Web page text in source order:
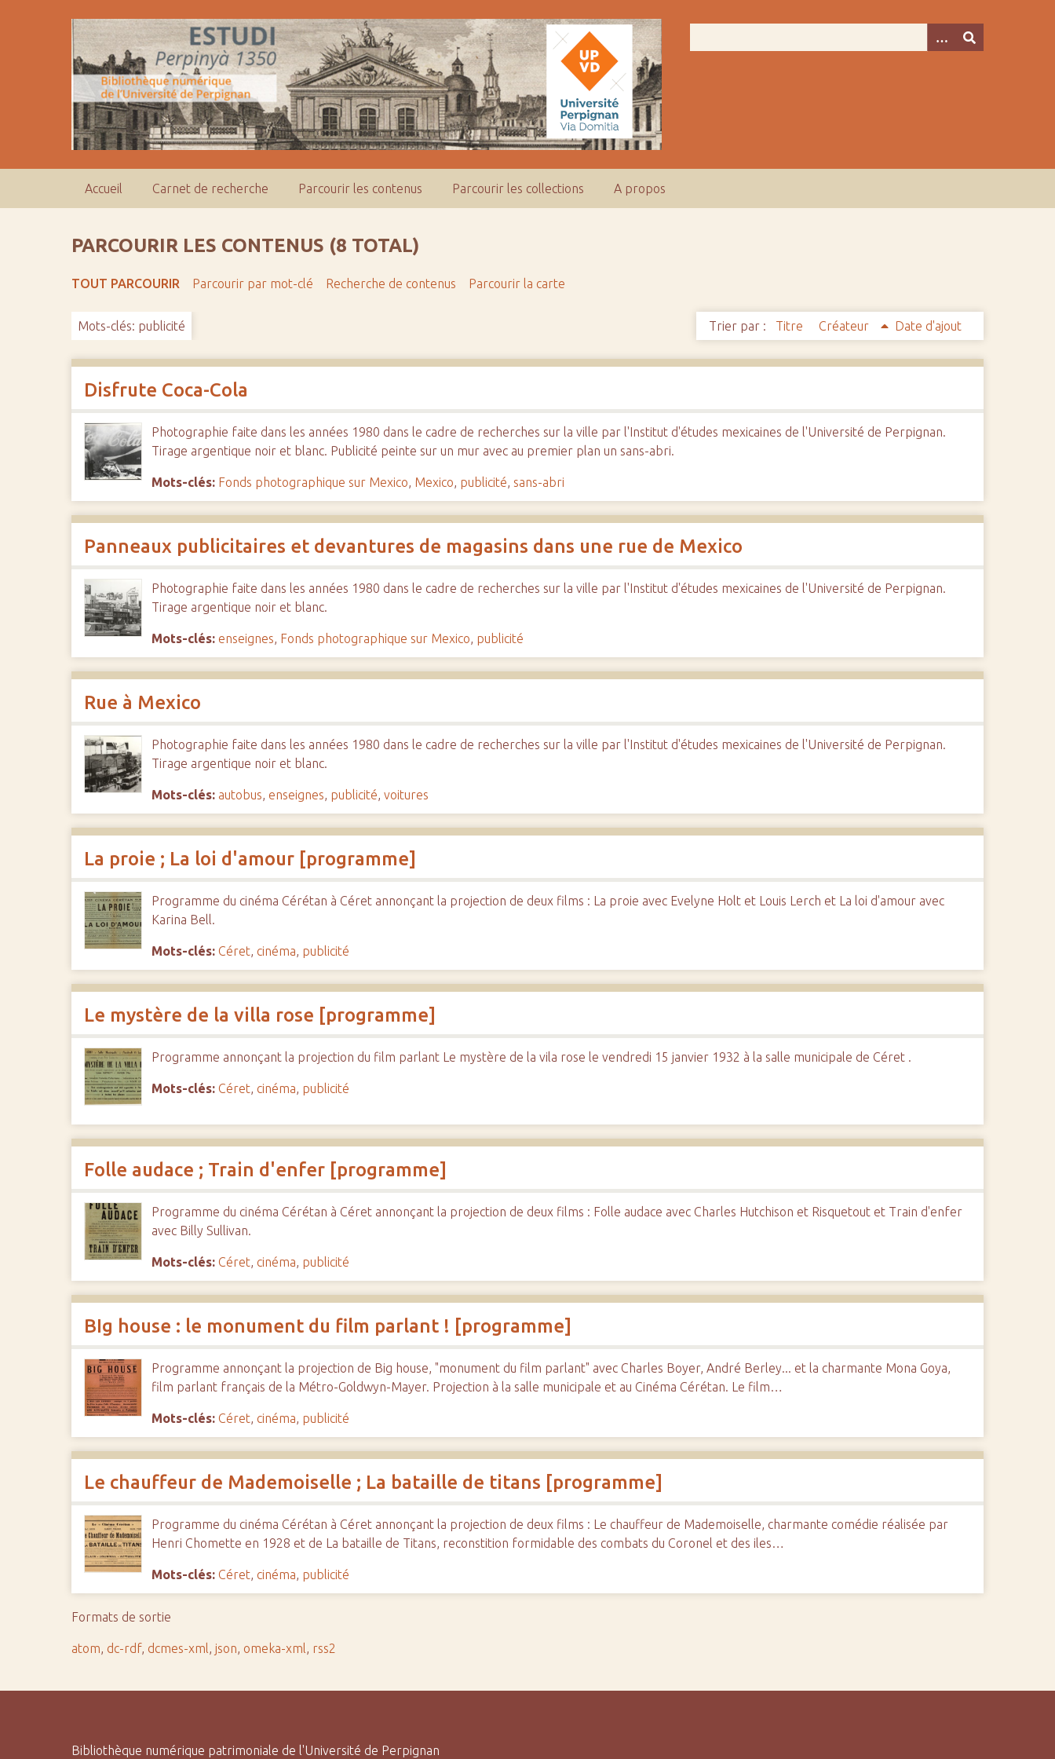
Accueil Carnet de recherche Parcourir les contenus Parcourir les collections A propos
PARCOURIR LES CONTENUS (8 TOTAL)
TOUT PARCOURIR Parcourir par mot-clé Recherche de contenus Parcourir la carte
Mots-clés: publicité Trier par : Titre Créateur Date d'ajout
Disfrute Coca-Cola
Photographie faite dans les années 1980 dans le cadre de recherches sur la ville par l'Institut d'études mexicaines de l'Université de Perpignan.
Tirage argentique noir et blanc. Publicité peinte sur un mur avec au premier plan un sans-abri.
Mots-clés: Fonds photographique sur Mexico, Mexico, publicité, sans-abri
Panneaux publicitaires et devantures de magasins dans une rue de Mexico
Photographie faite dans les années 1980 dans le cadre de recherches sur la ville par l'Institut d'études mexicaines de l'Université de Perpignan.
Tirage argentique noir et blanc.
Mots-clés: enseignes, Fonds photographique sur Mexico, publicité
Rue à Mexico
Photographie faite dans les années 1980 dans le cadre de recherches sur la ville par l'Institut d'études mexicaines de l'Université de Perpignan.
Tirage argentique noir et blanc.
Mots-clés: autobus,enseignes, publicité,voitures
La proie ; La loi d'amour [programme]
Programme du cinéma Cérétan à Céret annonçant la projection de deux films : La proie avec Evelyne Holt et Louis Lerch et La loi d'amour avec
Karina Bell.
Mots-clés: Céret,cinéma, publicité
Le mystère de la villa rose [programme]
Programme annonçant la projection du film parlant Le mystère de la vila rose le vendredi 15 janvier 1932 à la salle municipale de Céret .
Mots-clés: Céret,cinéma, publicité
Folle audace ; Train d'enfer [programme]
Programme du cinéma Cérétan à Céret annonçant la projection de deux films : Folle audace avec Charles Hutchison et Risquetout et Train d'enfer
avec Billy Sullivan.
Mots-clés: Céret,cinéma, publicité
BIg house : le monument du film parlant ! [programme]
Programme annonçant la projection de Big house, "monument du film parlant" avec Charles Boyer, André Berley... et la charmante Mona Goya,
film parlant français de la Métro-Goldwyn-Mayer. Projection à la salle municipale et au Cinéma Cérétan. Le film…
Mots-clés: Céret,cinéma, publicité
Le chauffeur de Mademoiselle ; La bataille de titans [programme]
Programme du cinéma Cérétan à Céret annonçant la projection de deux films : Le chauffeur de Mademoiselle, charmante comédie réalisée par
Henri Chomette en 1928 et de La bataille de Titans, reconstition formidable des combats du Coronel et des iles…
Mots-clés: Céret,cinéma, publicité
Formats de sortie
atom, dc-rdf, dcmes-xml,json,omeka-xml, rss2
Bibliothèque numérique patrimoniale de l'Université de Perpignan